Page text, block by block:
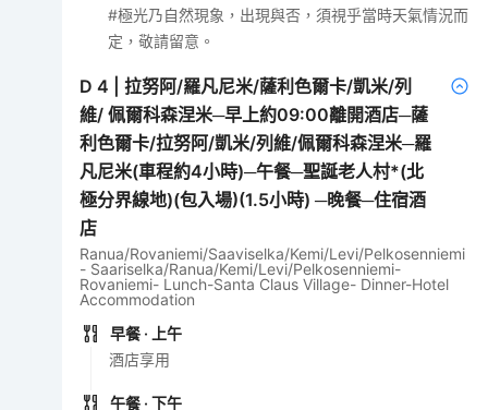
#極光乃自然現象，出現與否，須視乎當時天氣情況而
定，敬請留意。
D4 |拉努阿/羅凡尼米/薩利色爾卡/凱米/列
維/ 佩爾科森涅米─早上約09:00離開酒店─薩
利色爾卡/拉努阿/凱米/列維/佩爾科森涅米─羅
凡尼米(車程約4小時)─午餐─聖誕老人村*(北
極分界線地)(包入場)(1.5小時) ─晚餐─住宿酒
店
Ranua/Rovaniemi/Saaviselka/Kemi/Levi/Pelkosenniemi
- Saariselka/Ranua/Kemi/Levi/Pelkosenniemi-
Rovaniemi- Lunch-Santa Claus Village- Dinner-Hotel
Accommodation
早餐 · 上午
酒店享用
午餐 · 下午